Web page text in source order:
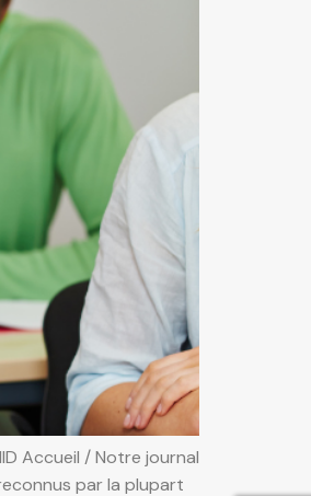
Accueil / Notre journal
par la plupart